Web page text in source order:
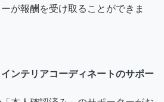
が報酬を受け取ることができま
ンテリアコーディネートのサポー